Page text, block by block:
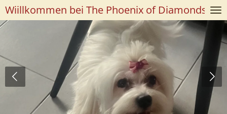
Zum
Hauptinhalt
Wiillkommen bei The Phoenix of Diamonds